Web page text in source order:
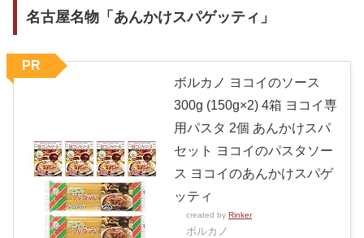
名古屋名物「あんかけスパゲッティ」
ボルカノ ヨコイのソース
300g (150g×2) 4箱 ヨコイ専
用パスタ 2個 あんかけスパ
セット ヨコイのパスタソー
ス ヨコイのあんかけスパゲ
ッティ
created by Rinker
ボルカノ
PR